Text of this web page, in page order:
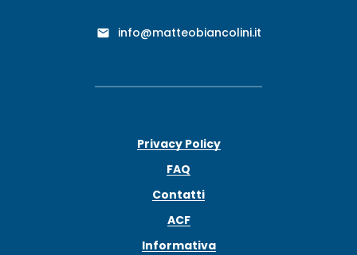
Privacy Policy
FAQ
Contatti
ACF
Informativa
info@matteobiancolini.it